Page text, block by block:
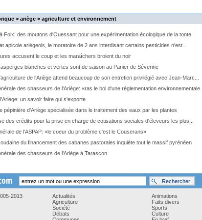
> ariège > agriculture et environnement
Foix: des moutons d'Ouessant pour une expérimentation écologique de la tonte
apicole ariégeois, le moratoire de 2 ans interdisant certains pesticides n'est...
accusent le coup et les maraîchers broient du noir
blanches et vertes sont de saison au Panier de Séverine
de l'Ariège attend beaucoup de son entretien privilégié avec Jean-Marc...
des chasseurs de l'Ariège: «ras le bol d'une réglementation environnementale...
un savoir faire qui s'exporte
pépinière d'Ariège spécialisée dans le traitement des eaux par les plantes
des crédits pour la prise en charge de cotisations sociales d'éleveurs les plus...
de l'ASPAP: «le coeur du problème c'est le Couserans»
du financement des cabanes pastorales inquiète tout le massif pyrénéen
des chasseurs de l'Ariège à Tarascon
2013
Actualités
Agriculture
Société
Débats
Animations
Faits divers
Sports
Culture